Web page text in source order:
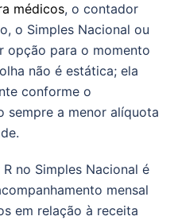
médicos, o contador
o Simples Nacional ou
opção para o momento
não é estática; ela
conforme o
sempre a menor alíquota
no Simples Nacional é
mensal
em relação à receita